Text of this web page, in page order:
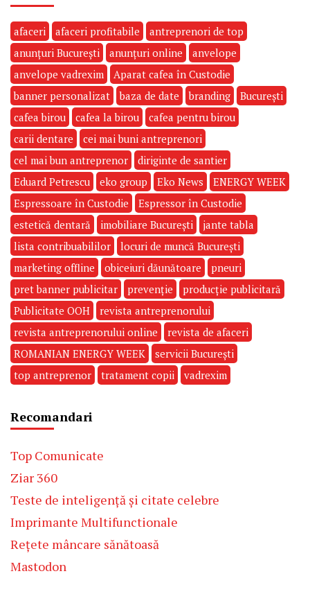
afaceri afaceri profitabile
antreprenori de top
anunțuri București
anunțuri online
anvelope
anvelope vadrexim
Aparat cafea în Custodie
banner personalizat
baza de date branding
București
cafea birou
cafea la birou
cafea pentru birou
carii dentare
cei mai buni antreprenori
cel mai bun antreprenor
diriginte de santier
Eduard Petrescu
eko group Eko News
ENERGY WEEK
Espressoare în Custodie
Espressor în Custodie
estetică dentară
imobiliare București
jante tabla
lista contribuabililor
locuri de muncă București
marketing offline
obiceiuri dăunătoare
pneuri
pret banner publicitar
prevenție
producție publicitară
Publicitate OOH
revista antreprenorului
revista antreprenorului online
revista de afaceri
ROMANIAN ENERGY WEEK
servicii București
top antreprenor
tratament copii vadrexim
Recomandari
Top Comunicate
Ziar 360
Teste de inteligență și citate celebre
Imprimante Multifunctionale
Rețete mâncare sănătoasă
Mastodon